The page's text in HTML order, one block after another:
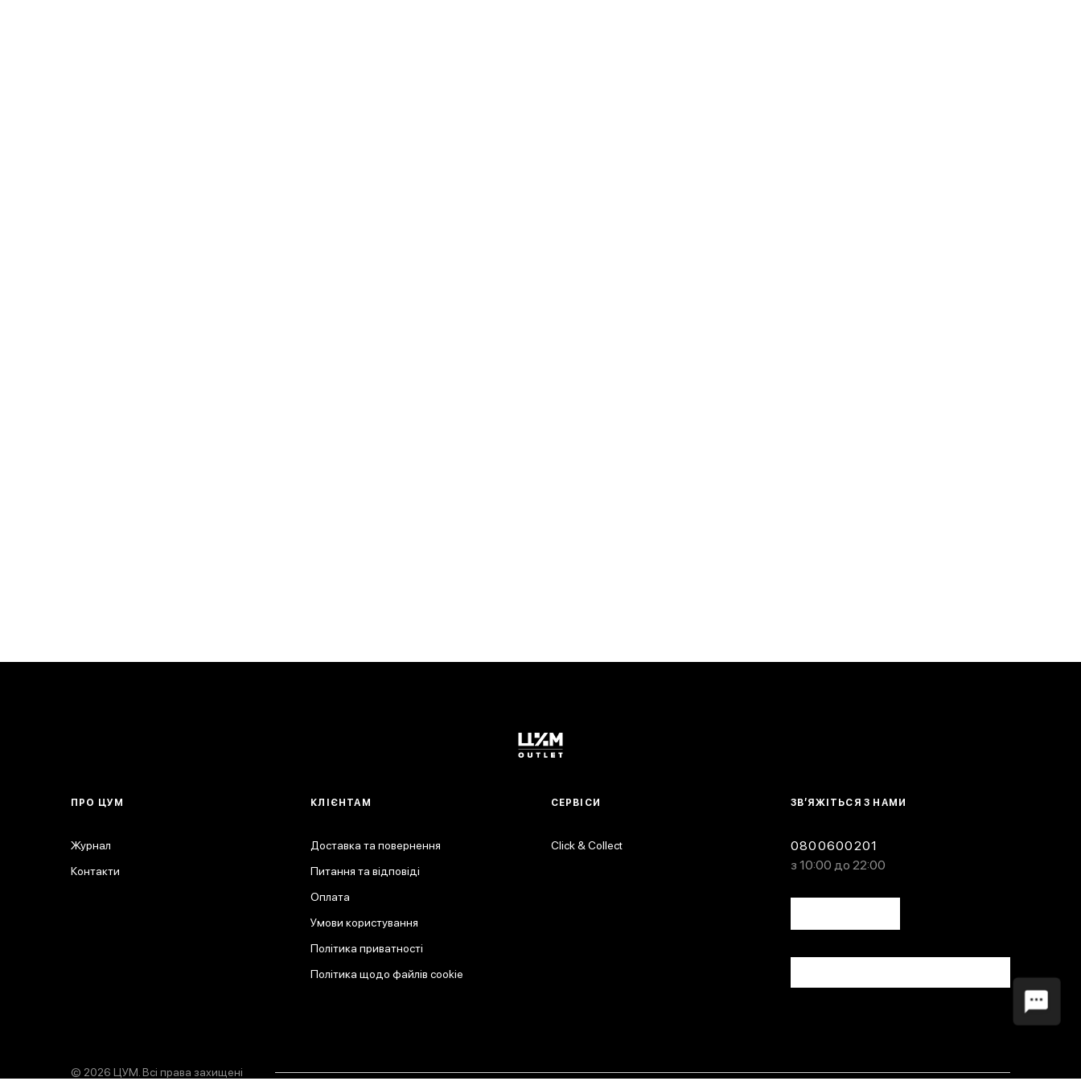
ЗВ’ЯЖІТЬСЯ З НАМИ
0800600201
з 10:00 до 22:00
ПРО ЦУМ
Журнал
Контакти
КЛІЄНТАМ
Доставка та повернення
Питання та відповіді
Оплата
Умови користування
Політика приватності
Політика щодо файлів cookie
СЕРВІСИ
Click & Collect
© 2026 ЦУМ. Всі права захищені